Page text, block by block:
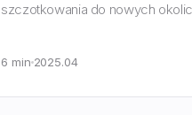
szczotkowania do nowych
6 min 2025.04